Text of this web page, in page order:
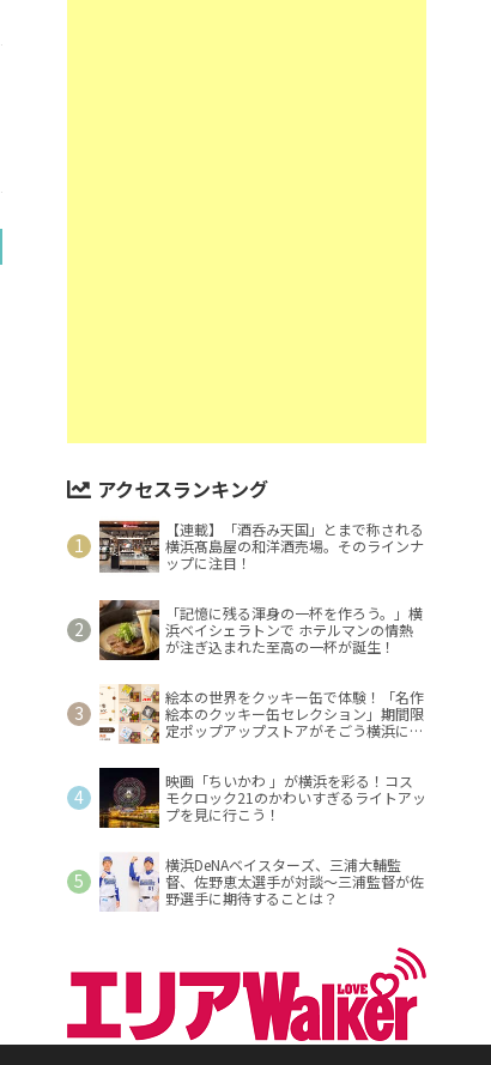
アクセスランキング
【連載】「酒呑み天国」とまで称される
横浜髙島屋の和洋酒売場。そのラインナ
ップに注目！
「記憶に残る渾身の一杯を作ろう。」横
浜ベイシェラトンで ホテルマンの情熱
が注ぎ込まれた至高の一杯が誕生！
絵本の世界をクッキー缶で体験！「名作
絵本のクッキー缶セレクション」期間限
定ポップアップストアがそごう横浜に登
映画「ちいかわ 」が横浜を彩る！コス
モクロック21のかわいすぎるライトアッ
プを見に行こう！
横浜DeNAベイスターズ、三浦大輔監
督、佐野恵太選手が対談～三浦監督が佐
野選手に期待することは？